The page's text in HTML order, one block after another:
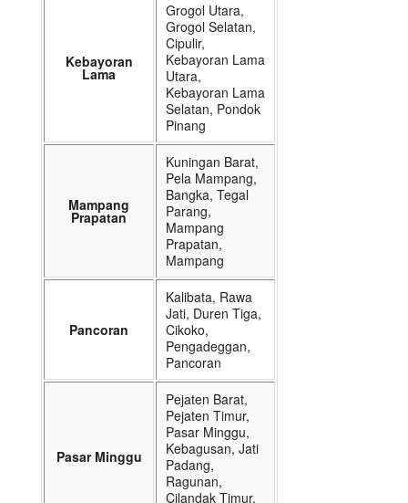
Kebayoran
Lama
Grogol Utara,
Grogol Selatan,
Cipulir,
Kebayoran Lama
Utara,
Kebayoran Lama
Selatan, Pondok
Pinang
Mampang
Prapatan
Kuningan Barat,
Pela Mampang,
Bangka, Tegal
Parang,
Mampang
Prapatan,
Mampang
Pancoran
Kalibata, Rawa
Jati, Duren Tiga,
Cikoko,
Pengadeggan,
Pancoran
Pasar Minggu
Pejaten Barat,
Pejaten Timur,
Pasar Minggu,
Kebagusan, Jati
Padang,
Ragunan,
Cilandak Timur,